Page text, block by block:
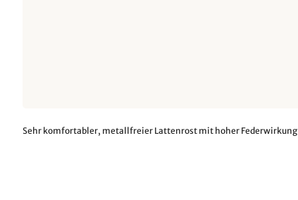
Sehr komfortabler, metallfreier Lattenrost mit hoher Federwirkung